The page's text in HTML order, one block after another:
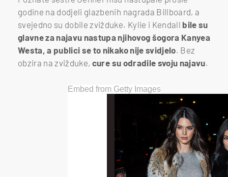
godine na dodjeli glazbenih nagrada Billboard, a
svejedno su dobile zvižduke. Kylie i Kendall bile su
glavne za najavu nastupa njihovog šogora Kanyea
Westa, a publici se to nikako nije svidjelo. Bez
obzira na zvižduke, cure su odradile svoju najavu.
Embed from Getty Images